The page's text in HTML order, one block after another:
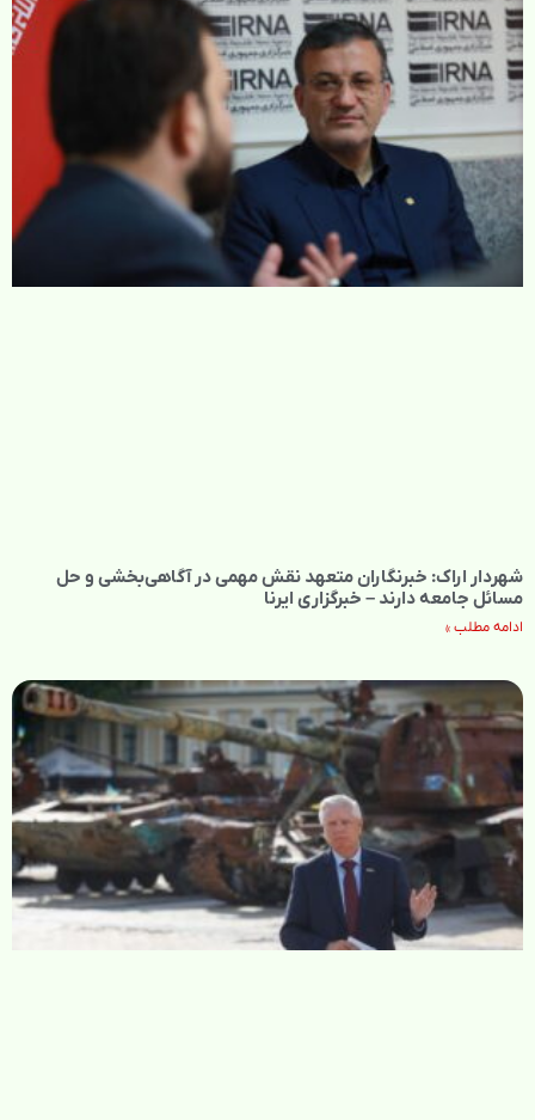
شهردار اراک: خبرنگاران متعهد نقش مهمی در آگاهی‌بخشی و حل
مسائل جامعه دارند – خبرگزاری ایرنا
ادامه مطلب »